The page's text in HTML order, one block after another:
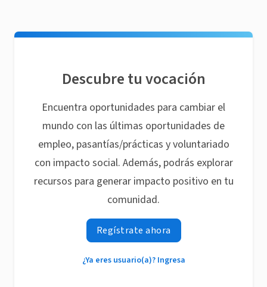
Descubre tu vocación
Encuentra oportunidades para cambiar el
mundo con las últimas oportunidades de
empleo, pasantías/prácticas y voluntariado
con impacto social. Además, podrás explorar
recursos para generar impacto positivo en tu
comunidad.
Regístrate ahora
¿Ya eres usuario(a)? Ingresa